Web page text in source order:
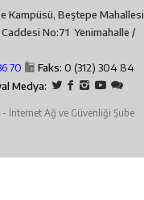
Kampüsü, Beştepe
No:71 Yenimahalle /
70 Faks: 0 (312) 304 84
Medya:
- İnternet Ağ ve Güvenliği Şube